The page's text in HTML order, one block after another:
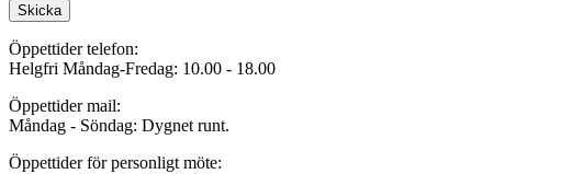
Skicka
Öppettider telefon:
Helgfri Måndag-Fredag: 10.00 - 18.00
Öppettider mail:
Måndag - Söndag: Dygnet runt.
Öppettider för personligt möte: